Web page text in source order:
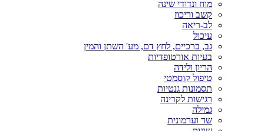
מוח ונדודי שינה
קשב וריכוז
לב-ריאה
עיכול
גב, ברכיים, לחץ דם, מע' השתן והמין
בעיות אורטופדיות
הריון ולידה
טיפול קוסמטי
תסמונות גנטיות
רגישות לקרינה
גמילה
שד וערמונית